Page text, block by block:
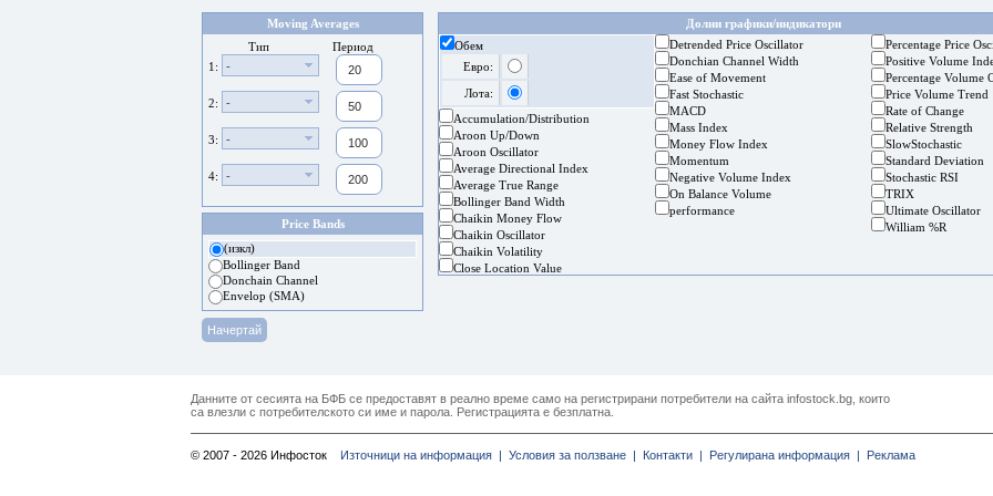
Moving Averages
Тип
Период
1:
-
2: -
3: -
4: -
Price Bands
(изкл)
Bollinger Band
Donchain Channel
Envelop (SMA)
Долни графики/индикатори
Обем
Евро:
Лота:
Accumulation/Distribution
Aroon Up/Down
Aroon Oscillator
Average Directional Index
Average True Range
Bollinger Band Width
Chaikin Money Flow
Chaikin Oscillator
Chaikin Volatility
Close Location Value
Detrended Price Oscillator
Donchian Channel Width
Ease of Movement
Fast Stochastic
MACD
Mass Index
Money Flow Index
Momentum
Negative Volume Index
On Balance Volume
performance
Percentage Price
Positive Volume
Percentage Volume
Price Volume Trend
Rate of Change
Relative Strength
SlowStochastic
Standard Deviation
Stochastic RSI
TRIX
Ultimate Oscillator
William %R
Данните от сесията на БФБ се предоставят в реално време само на регистрирани потребители на сайта infostock.bg, които
са влезли с потребителското си име и парола. Регистрацията е безплатна.
© 2007 - 2026 Инфосток Източници на информация | Условия за ползване | Контакти | Регулирана информация | Реклама